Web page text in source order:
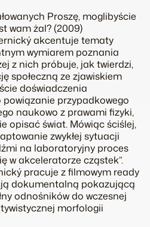
Proszę, moglibyście
wam żal?(2009)
akcentuje tematy
wymiarem poznania
z nich próbuje, jak twierdzi,
społeczną ze zjawiskiem
doświadczenia
przypadkowego
naukowo z prawami fizyki,
opisać świat. Mówiąc ściślej,
zwykłej sytuacji
na laboratoryjny proces
w akceleratorze cząstek”.
pracuje z filmowym ready
dokumentalną pokazującą
odnośników do wczesnej
morfologii